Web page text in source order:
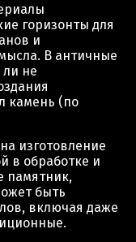
горизонты для
и
В античные
не
камень (по
изготовление
в обработке и
памятник,
быть
включая даже